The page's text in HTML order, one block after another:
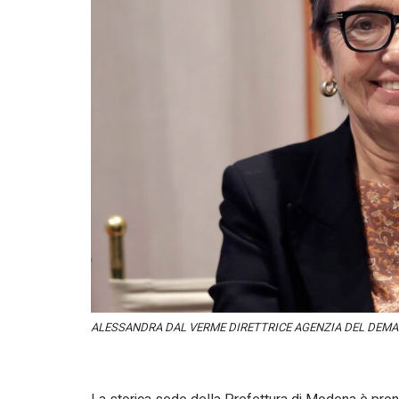
ALESSANDRA DAL VERME DIRETTRICE AGENZIA DEL